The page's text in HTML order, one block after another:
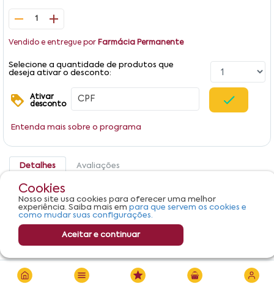
1
Vendido e entregue por Farmácia Permanente
Selecione a quantidade de produtos que
deseja ativar o desconto:
Ativar
desconto
Entenda mais sobre o programa
Detalhes Avaliações
Produto não apresenta descrição.
Cookies
Nosso site usa cookies para oferecer uma melhor
experiência. Saiba mais em para que servem os cookies e
como mudar suas configurações.
Aceitar e continuar